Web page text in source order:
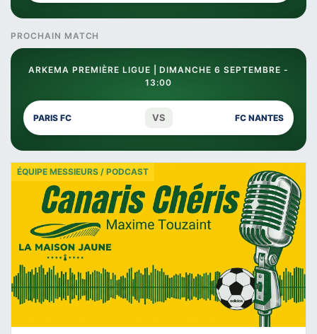
PROCHAIN MATCH
ARKEMA PREMIÈRE LIGUE | DIMANCHE 6 SEPTEMBRE -
13:00
PARIS FC VS FC NANTES
ÉQUIPE MESSIEURS / PODCAST